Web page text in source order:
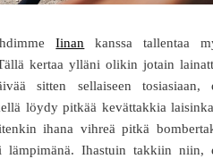
Iinan kanssa tallentaa
kertaa ylläni olikin jotain
sitten sellaiseen tosiasiaan,
löydy pitkää kevättakkia
ihana vihreä pitkä
lämpimänä. Ihastuin takkiin niin,